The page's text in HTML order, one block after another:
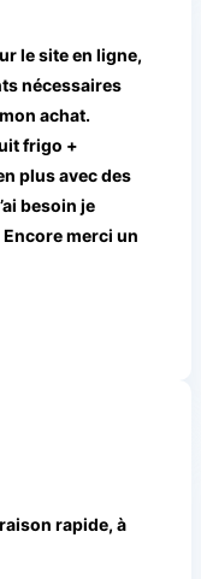
le site en ligne,
nécessaires
achat.
frigo +
plus avec des
besoin je
merci un
rapide, à